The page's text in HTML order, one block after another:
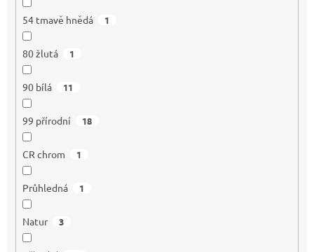
54 tmavě hnědá 1
80 žlutá 1
90 bílá 11
99 přírodní 18
CR chrom 1
Průhledná 1
Natur 3